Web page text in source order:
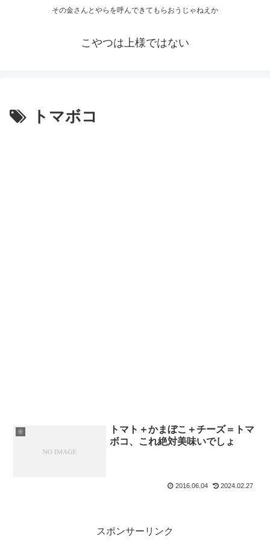
その金さんとやらを呼んできてもらおうじゃねえか
こやつは上様ではない
トマボコ
※
トマト＋かまぼこ＋チーズ＝トマ
ボコ、これ絶対美味いでしょ
2016.06.04 2024.02.27
スポンサーリンク